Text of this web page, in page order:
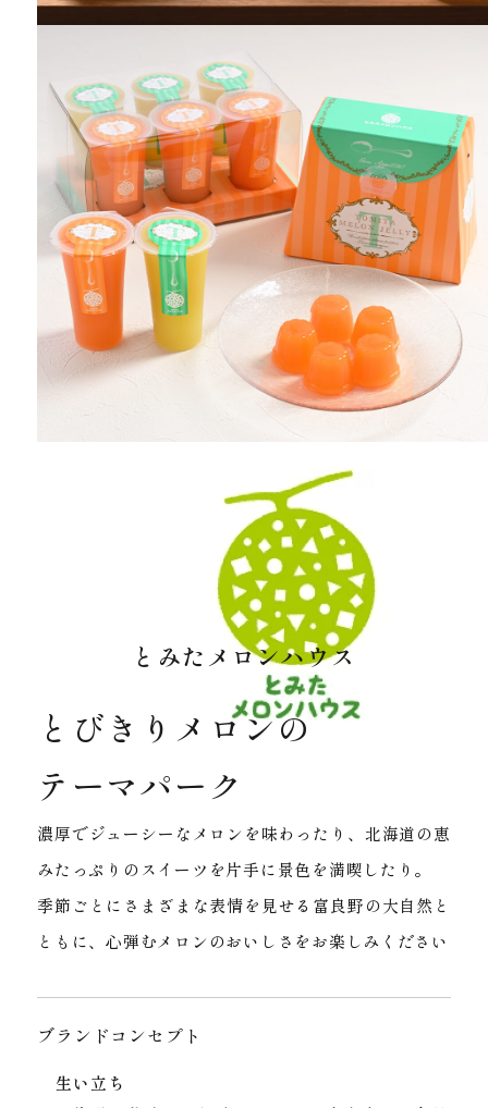
とみたメロンハウス
とびきりメロンの
テーマパーク
濃厚でジューシーなメロンを味わったり、北海道の恵
みたっぷりのスイーツを片手に景色を満喫したり。
季節ごとにさまざまな表情を見せる富良野の大自然と
ともに、心弾むメロンのおいしさをお楽しみください
ブランドコンセプト
生い立ち